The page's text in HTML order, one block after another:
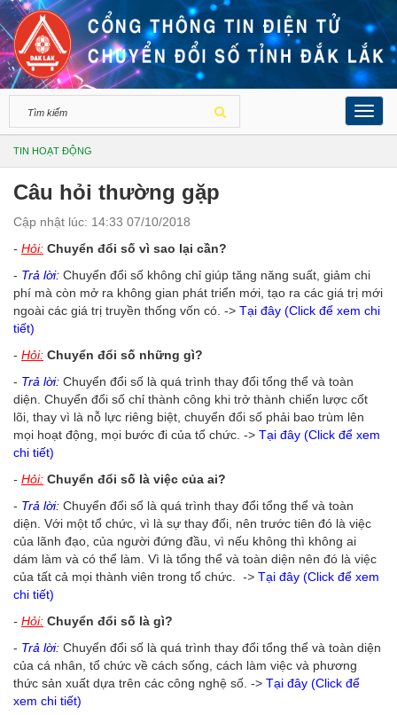
TIN HOẠT ĐỘNG
Câu hỏi thường gặp
Cập nhật lúc: 14:33 07/10/2018
- Hỏi: Chuyển đổi số vì sao lại cần?
- Trả lời: Chuyển đổi số không chỉ giúp tăng năng suất, giảm chi
phí mà còn mở ra không gian phát triển mới, tạo ra các giá trị mới
ngoài các giá trị truyền thống vốn có. -> Tại đây (Click để xem chi
tiết)
- Hỏi: Chuyển đổi số những gì?
- Trả lời: Chuyển đổi số là quá trình thay đổi tổng thể và toàn
diện. Chuyển đổi số chỉ thành công khi trở thành chiến lược cốt
lõi, thay vì là nỗ lực riêng biệt, chuyển đổi số phải bao trùm lên
mọi hoạt động, mọi bước đi của tổ chức. -> Tại đây (Click để xem
chi tiết)
- Hỏi: Chuyển đổi số là việc của ai?
- Trả lời: Chuyển đổi số là quá trình thay đổi tổng thể và toàn
diện. Với một tổ chức, vì là sự thay đổi, nên trước tiên đó là việc
của lãnh đạo, của người đứng đầu, vì nếu không thì không ai
dám làm và có thể làm. Vì là tổng thể và toàn diện nên đó là việc
của tất cả mọi thành viên trong tổ chức.
-> Tại đây (Click để xem
chi tiết)
- Hỏi: Chuyển đổi số là gì?
- Trả lời: Chuyển đổi số là quá trình thay đổi tổng thể và toàn diện
của cá nhân, tổ chức về cách sống, cách làm việc và phương
thức sản xuất dựa trên các công nghệ số. -> Tại đây (Click để
xem chi tiết)